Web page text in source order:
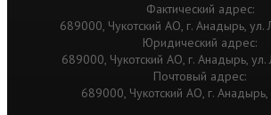
Фактический адрес:
689000, Чукотский АО, г. Анадырь, ул.
Юридический адрес:
689000, Чукотский АО, г. Анадырь,
Почтовый адрес:
689000, Чукотский АО, г.